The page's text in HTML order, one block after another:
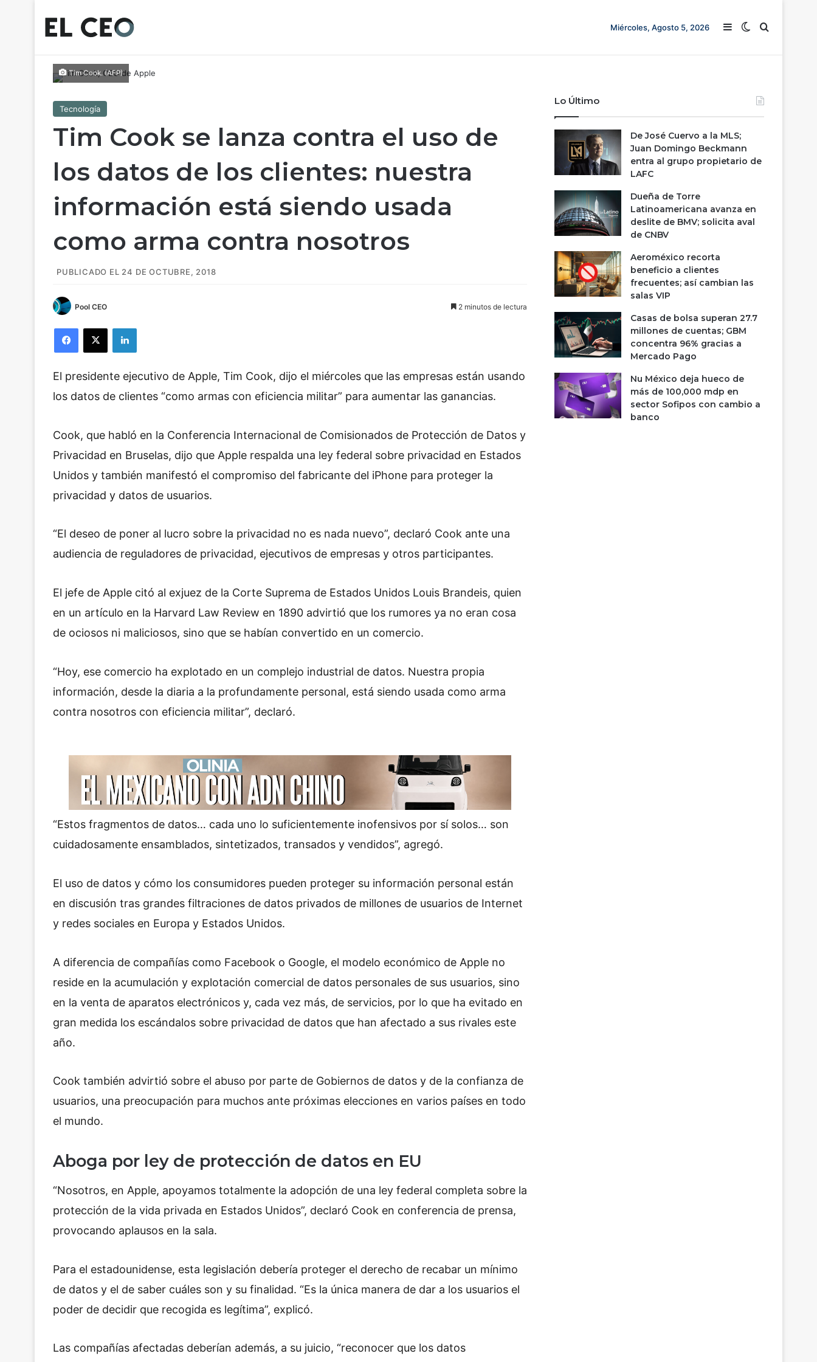
Miércoles, Agosto 5, 2026 Barra lateral
Switch skin
Buscar
Tim Cook. (AFP)
Tecnología
Tim Cook se lanza contra el uso de
los datos de los clientes: nuestra
información está siendo usada
como arma contra nosotros
PUBLICADO EL 24 DE OCTUBRE, 2018
Pool CEO 2 minutos de lectura
El presidente ejecutivo de Apple, Tim Cook, dijo el miércoles que las empresas están usando
los datos de clientes “como armas con eficiencia militar” para aumentar las ganancias.
Cook, que habló en la Conferencia Internacional de Comisionados de Protección de Datos y
Privacidad en Bruselas, dijo que Apple respalda una ley federal sobre privacidad en Estados
Unidos y también manifestó el compromiso del fabricante del iPhone para proteger la
privacidad y datos de usuarios.
“El deseo de poner al lucro sobre la privacidad no es nada nuevo”, declaró Cook ante una
audiencia de reguladores de privacidad, ejecutivos de empresas y otros participantes.
El jefe de Apple citó al exjuez de la Corte Suprema de Estados Unidos Louis Brandeis, quien
en un artículo en la Harvard Law Review en 1890 advirtió que los rumores ya no eran cosa
de ociosos ni maliciosos, sino que se habían convertido en un comercio.
“Hoy, ese comercio ha explotado en un complejo industrial de datos. Nuestra propia
información, desde la diaria a la profundamente personal, está siendo usada como arma
contra nosotros con eficiencia militar”, declaró.
“Estos fragmentos de datos… cada uno lo suficientemente inofensivos por sí solos… son
cuidadosamente ensamblados, sintetizados, transados y vendidos”, agregó.
El uso de datos y cómo los consumidores pueden proteger su información personal están
en discusión tras grandes filtraciones de datos privados de millones de usuarios de Internet
y redes sociales en Europa y Estados Unidos.
A diferencia de compañías como Facebook o Google, el modelo económico de Apple no
reside en la acumulación y explotación comercial de datos personales de sus usuarios, sino
en la venta de aparatos electrónicos y, cada vez más, de servicios, por lo que ha evitado en
gran medida los escándalos sobre privacidad de datos que han afectado a sus rivales este
año.
Cook también advirtió sobre el abuso por parte de Gobiernos de datos y de la confianza de
usuarios, una preocupación para muchos ante próximas elecciones en varios países en todo
el mundo.
Aboga por ley de protección de datos en EU
“Nosotros, en Apple, apoyamos totalmente la adopción de una ley federal completa sobre la
protección de la vida privada en Estados Unidos”, declaró Cook en conferencia de prensa,
provocando aplausos en la sala.
Para el estadounidense, esta legislación debería proteger el derecho de recabar un mínimo
de datos y el de saber cuáles son y su finalidad. “Es la única manera de dar a los usuarios el
poder de decidir que recogida es legítima”, explicó.
Las compañías afectadas deberían además, a su juicio, “reconocer que los datos
Lo Último
De José Cuervo a la MLS;
Juan Domingo Beckmann
entra al grupo propietario de
LAFC
Dueña de Torre
Latinoamericana avanza en
deslite de BMV; solicita aval
de CNBV
Aeroméxico recorta
beneficio a clientes
frecuentes; así cambian las
salas VIP
Casas de bolsa superan 27.7
millones de cuentas; GBM
concentra 96% gracias a
Mercado Pago
Nu México deja hueco de
más de 100,000 mdp en
sector Sofipos con cambio a
banco